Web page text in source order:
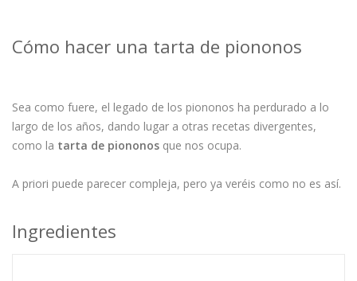
Cómo hacer una tarta de piononos
Sea como fuere, el legado de los piononos ha perdurado a lo
largo de los años, dando lugar a otras recetas divergentes,
como la tarta de piononos que nos ocupa.
A priori puede parecer compleja, pero ya veréis como no es así.
Ingredientes